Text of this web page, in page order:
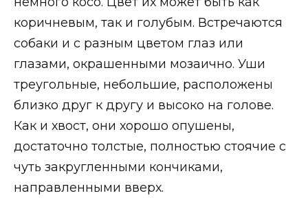
коричневым, так и голубым. Встречаются
собаки и с разным цветом глаз или
глазами, окрашенными мозаично. Уши
треугольные, небольшие, расположены
близко друг к другу и высоко на голове.
Как и хвост, они хорошо опушены,
достаточно толстые, полностью стоячие с
чуть закругленными кончиками,
направленными вверх.